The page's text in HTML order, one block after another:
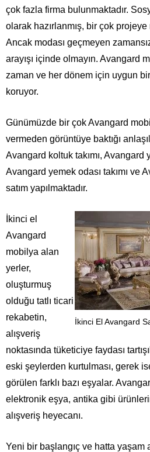
çok fazla firma bulunmaktadır.
olarak hazırlanmış, bir çok
Ancak modası geçmeyen
arayışı içinde olmayın. Avangard
zaman ve her dönem için uygun
koruyor.
Günümüzde bir çok Avangard
vermeden görüntüye baktığı
Avangard koltuk takımı, Avangard
Avangard yemek odası takımı ve
satım yapılmaktadır.
İkinci El Avangard
İkinci el
Avangard
mobilya alan
yerler,
oluşturmuş
olduğu tatlı ticari
rekabetin,
alışveriş
noktasında tüketiciye faydası
eski şeylerden kurtulması, gerek
görülen farklı bazı eşyalar.
elektronik eşya, antika gibi
alışveriş heyecanı.
Yeni bir başlangıç ve hatta yaşam